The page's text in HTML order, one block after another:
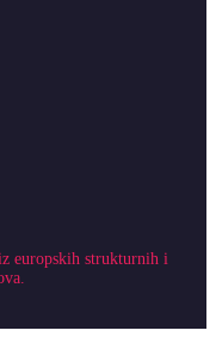
europskih strukturnih i